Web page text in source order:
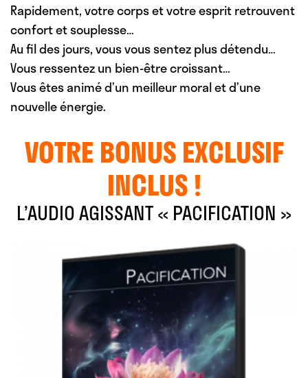
Rapidement, votre corps et votre esprit retrouvent
confort et souplesse…
Au fil des jours, vous vous sentez plus détendu…
Vous ressentez un bien-être croissant…
Vous êtes animé d’un meilleur moral et d’une
nouvelle énergie.
VOTRE BONUS EXCLUSIF
INCLUS !
L’AUDIO AGISSANT « PACIFICATION »